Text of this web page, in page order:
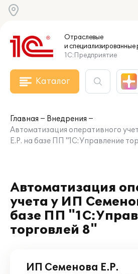
Отраслевые
и специализированные
1С:Предприятие
Каталог
Главная
Внедрения
Автоматизация оперативного
Е.Р. на базе ПП "1С:Управление
Автоматизация
учета у ИП
базе ПП
торговлей 8"
ИП Семенова Е.Р.